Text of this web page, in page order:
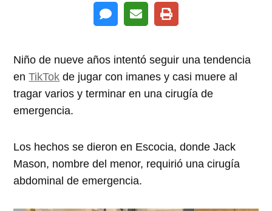
Niño de nueve años intentó seguir una tendencia
enTikTok de jugar con imanes y casi muere al
tragar varios y terminar en una cirugía de
emergencia.
Los hechos se dieron en Escocia, donde Jack
Mason, nombre del menor, requirió una cirugía
abdominal de emergencia.